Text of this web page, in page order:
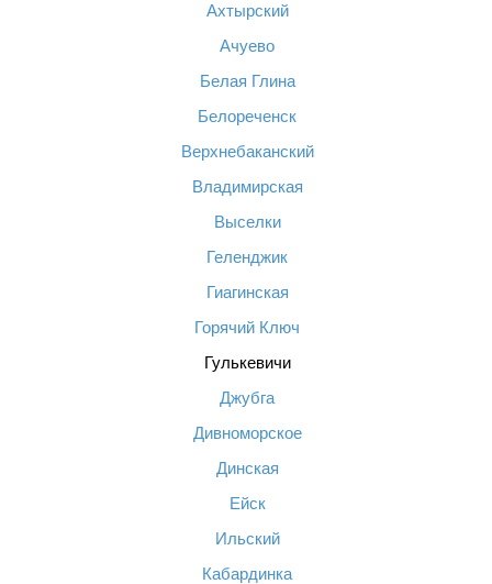
Ахтырский
Ачуево
Белая Глина
Белореченск
Верхнебаканский
Владимирская
Выселки
Геленджик
Гиагинская
Горячий Ключ
Гулькевичи
Джубга
Дивноморское
Динская
Ейск
Ильский
Кабардинка